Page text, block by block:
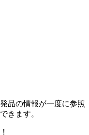
品の情報が一度に参照
きます。